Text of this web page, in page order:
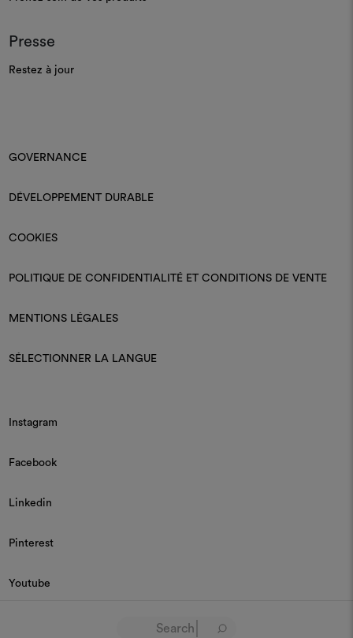
Presse
Restez à jour
GOVERNANCE
DÉVELOPPEMENT DURABLE
COOKIES
POLITIQUE DE CONFIDENTIALITÉ ET CONDITIONS DE VENTE
MENTIONS LÉGALES
SÉLECTIONNER LA LANGUE
Instagram
Facebook
Linkedin
Pinterest
Youtube
© 2026 Dedar P.IVA 03187590157